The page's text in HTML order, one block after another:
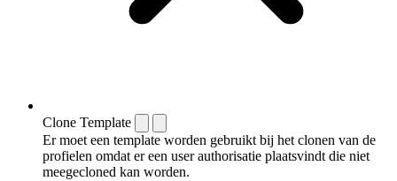
Clone Template
Er moet een template worden gebruikt bij het clonen van de
profielen omdat er een user authorisatie plaatsvindt die niet
meegecloned kan worden.